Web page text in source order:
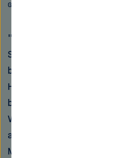
Grafik:AWI
"Das Schicksal der großen
Schelfeisplatten wird durch
bestimmt", sagt AWI-
Hellmer. Im südlichen
bildet sich während der
Wintermonate so viel neues
am Ende des Winters eine
Millionen Quadratkilometer